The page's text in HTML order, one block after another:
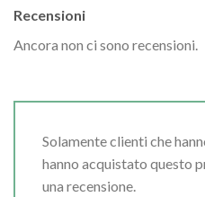
Recensioni
Ancora non ci sono recensioni.
Solamente clienti che
hanno acquistato questo
una recensione.